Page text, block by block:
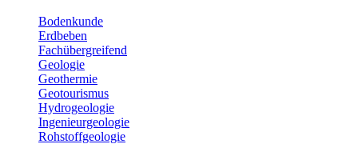
Bodenkunde
Erdbeben
Fachübergreifend
Geologie
Geothermie
Geotourismus
Hydrogeologie
Ingenieurgeologie
Rohstoffgeologie